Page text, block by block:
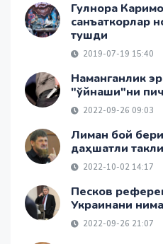
Гулнора
санъаткорлар
тушди
2019-07-19 15:40
Наманганлик
"ўйнаши"ни
2022-09-26 09:03
Лиман бой
даҳшатли
2022-10-02 14:17
Песков
Украинани
2022-09-26 21:07